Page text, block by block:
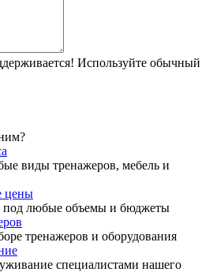
Используйте обычный
виды тренажеров, мебель и
цены
под любые объемы и бюджеты
тренажеров и оборудования
специалистами нашего